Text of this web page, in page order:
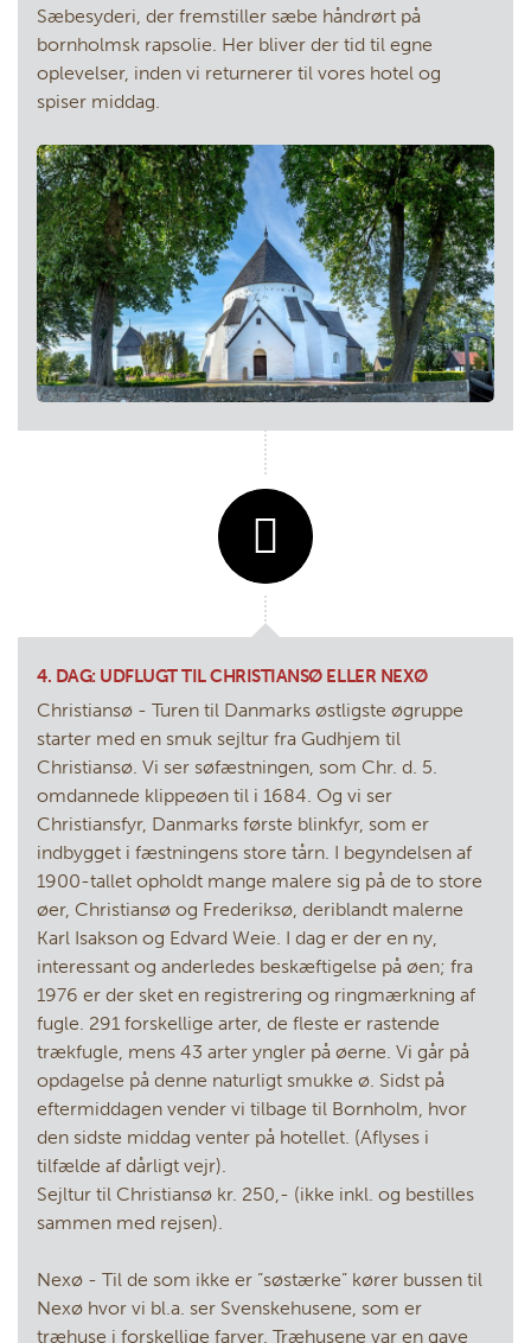
Sæbesyderi, der fremstiller sæbe håndrørt på
bornholmsk rapsolie. Her bliver der tid til egne
oplevelser, inden vi returnerer til vores hotel og
spiser middag.
4. DAG: UDFLUGT TIL CHRISTIANSØ ELLER NEXØ
Christiansø - Turen til Danmarks østligste øgruppe
starter med en smuk sejltur fra Gudhjem til
Christiansø. Vi ser søfæstningen, som Chr. d. 5.
omdannede klippeøen til i 1684. Og vi ser
Christiansfyr, Danmarks første blinkfyr, som er
indbygget i fæstningens store tårn. I begyndelsen af
1900-tallet opholdt mange malere sig på de to store
øer, Christiansø og Frederiksø, deriblandt malerne
Karl Isakson og Edvard Weie. I dag er der en ny,
interessant og anderledes beskæftigelse på øen; fra
1976 er der sket en registrering og ringmærkning af
fugle. 291 forskellige arter, de fleste er rastende
trækfugle, mens 43 arter yngler på øerne. Vi går på
opdagelse på denne naturligt smukke ø. Sidst på
eftermiddagen vender vi tilbage til Bornholm, hvor
den sidste middag venter på hotellet. (Aflyses i
tilfælde af dårligt vejr).
Sejltur til Christiansø kr. 250,- (ikke inkl. og bestilles
sammen med rejsen).
Nexø - Til de som ikke er ”søstærke” kører bussen til
Nexø hvor vi bl.a. ser Svenskehusene, som er
træhuse i forskellige farver. Træhusene var en gave